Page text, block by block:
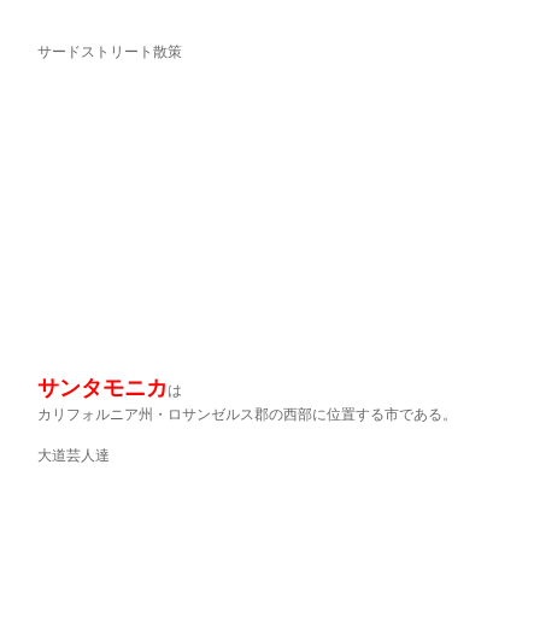
サードストリート散策
サンタモニカ は
カリフォルニア州・ロサンゼルス郡の西部に位置する市である。
大道芸人達